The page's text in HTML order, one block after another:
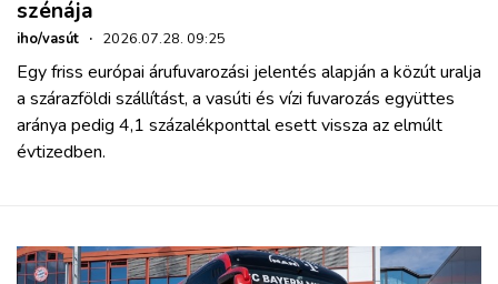
szénája
iho/vasút · 2026.07.28. 09:25
Egy friss európai árufuvarozási jelentés alapján a közút uralja
a szárazföldi szállítást, a vasúti és vízi fuvarozás együttes
aránya pedig 4,1 százalékponttal esett vissza az elmúlt
évtizedben.